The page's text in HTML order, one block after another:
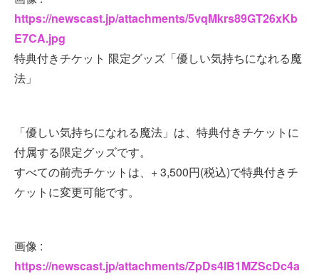
https://newscast.jp/attachments/5vqMkrs89GT26xKb
E7CA.jpg
特典付きチケット 限定グッズ「優しい気持ちになれる魔
法」
「優しい気持ちになれる魔法」は、特典付きチケットに
付属する限定グッズです。
すべての前売チケットは、+ 3,500円(税込)で特典付きチ
ケットに変更可能です。
画像 :
https://newscast.jp/attachments/ZpDs4lB1MZScDc4a